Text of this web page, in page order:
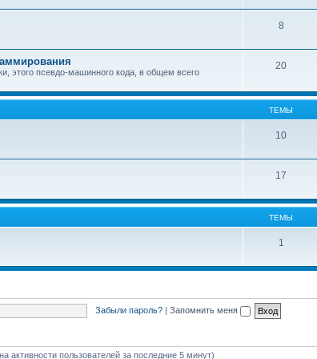
8
этого псевдо-машинного кода, в общем всего
20
ТЕМЫ
10
17
ТЕМЫ
1
Забыли пароль? | Запомнить меня
активности пользователей за последние 5 минут)